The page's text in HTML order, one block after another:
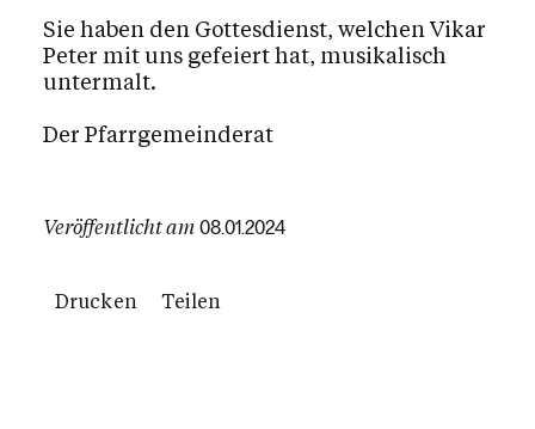
Sie haben den Gottesdienst, welchen Vikar
Peter mit uns gefeiert hat, musikalisch
untermalt.
Der Pfarrgemeinderat
Veröffentlicht am 08.01.2024
Drucken Teilen